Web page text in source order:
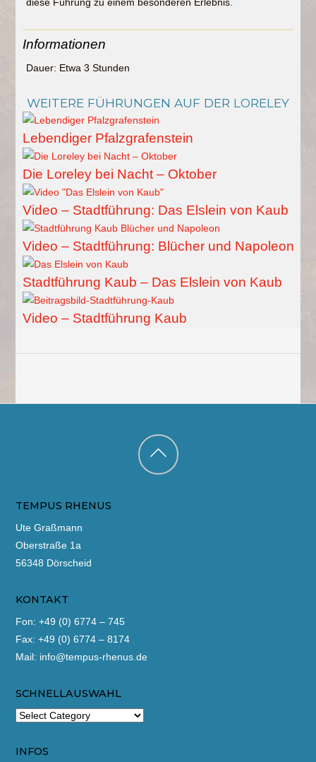
Informationen
Dauer: Etwa 3 Stunden
WEITERE FÜHRUNGEN AUF DER LORELEY
Lebendiger Pfalzgrafenstein
Die Loreley bei Nacht – Oktober
Video – Stadtführung: Das Elslein von Kaub
Video – Stadtführung: Blücher und Napoleon
Stadtführung Kaub – Das Elslein von Kaub
Video – Stadtführung Kaub
Back
TEMPUS RHENUS
Ute Graßmann
Oberstraße 1a
56348 Dörscheid
KONTAKT
Fon: +49 (0) 6774 – 745
Fax: +49 (0) 6774 – 8174
Mail: info@tempus-rhenus.de
SCHNELLAUSWAHL
INFOS